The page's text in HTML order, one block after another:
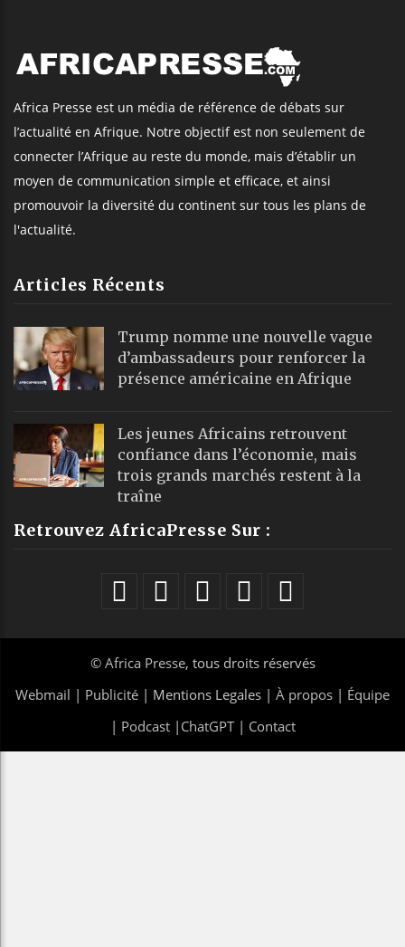
Africa Presse est un média de référence de débats sur
l’actualité en Afrique. Notre objectif est non seulement de
connecter l’Afrique au reste du monde, mais d’établir un
moyen de communication simple et efficace, et ainsi
promouvoir la diversité du continent sur tous les plans de
l'actualité.
Articles Récents
Trump nomme une nouvelle vague
d’ambassadeurs pour renforcer la
présence américaine en Afrique
Les jeunes Africains retrouvent
confiance dans l’économie, mais
trois grands marchés restent à la
traîne
Retrouvez AfricaPresse Sur :
© Africa Presse, tous droits réservés
Webmail | Publicité | Mentions Legales | À propos | Équipe
| Podcast| ChatGPT| Contact